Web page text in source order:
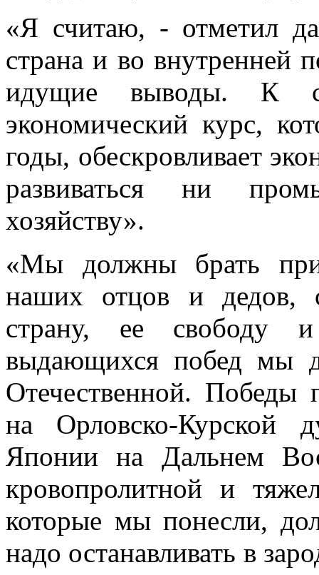
«Я считаю, - отметил
страна и во внутренней
идущие выводы. К
экономический курс,
годы, обескровливает
развиваться ни
хозяйству».
«Мы должны брать
наших отцов и дедов,
страну, ее свободу
выдающихся побед мы
Отечественной.
на Орловско-Курской
Японии на Дальнем
кровопролитной и
которые мы понесли,
надо останавливать в